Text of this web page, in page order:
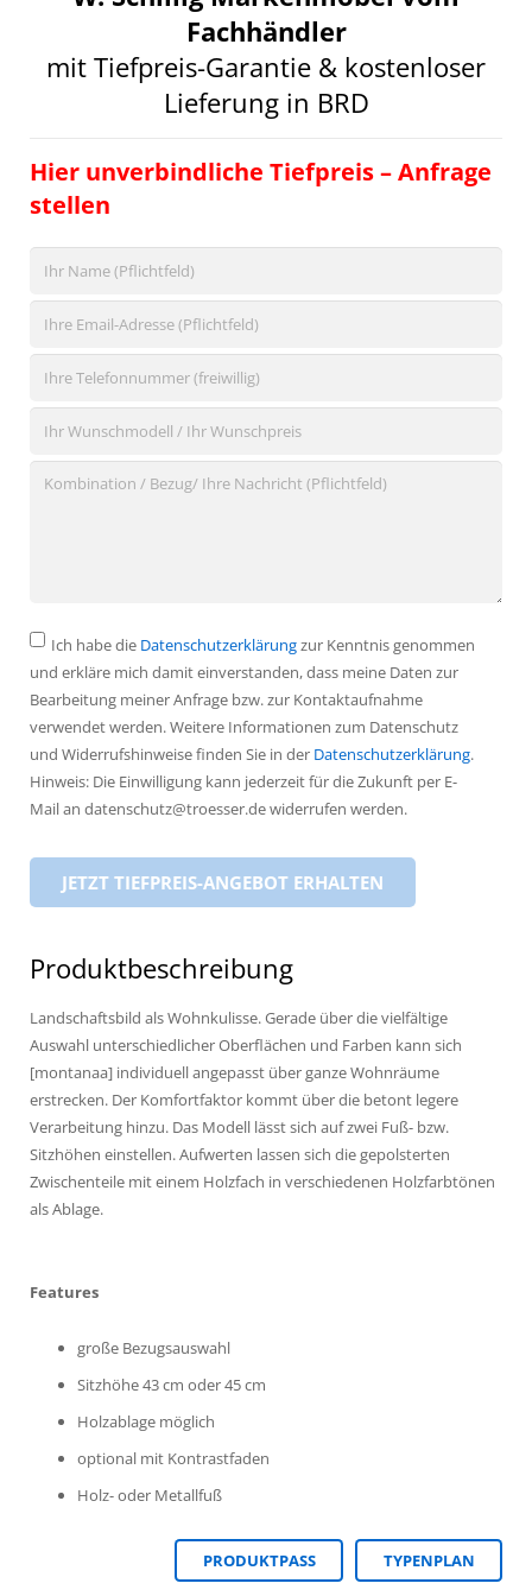
Fachhändler
mit Tiefpreis-Garantie & kostenloser
Lieferung in BRD
Hier unverbindliche Tiefpreis – Anfrage
stellen
Ich habe die Datenschutzerklärungzur Kenntnis genommen
und erkläre mich damit einverstanden, dass meine Daten zur
Bearbeitung meiner Anfrage bzw. zur Kontaktaufnahme
verwendet werden. Weitere Informationen zum Datenschutz
und Widerrufshinweise finden Sie in der Datenschutzerklärung.
Hinweis: Die Einwilligung kann jederzeit für die Zukunft per E-
Mail an datenschutz@troesser.de widerrufen werden.
Produktbeschreibung
Landschaftsbild als Wohnkulisse. Gerade über die vielfältige
Auswahl unterschiedlicher Oberflächen und Farben kann sich
[montanaa] individuell angepasst über ganze Wohnräume
erstrecken. Der Komfortfaktor kommt über die betont legere
Verarbeitung hinzu. Das Modell lässt sich auf zwei Fuß- bzw.
Sitzhöhen einstellen. Aufwerten lassen sich die gepolsterten
Zwischenteile mit einem Holzfach in verschiedenen Holzfarbtönen
als Ablage.
Features
große Bezugsauswahl
Sitzhöhe 43 cm oder 45 cm
Holzablage möglich
optional mit Kontrastfaden
Holz- oder Metallfuß
TYPENPLAN
PRODUKTPASS